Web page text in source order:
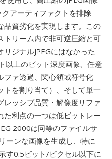
アーティファクトを排除
品質劣化を実現します。この
トリーム内で非可逆圧縮と可
ジナルJPEGにはなかった
以上のビット深度画像、任意
ファ透過、関心領域符号化
トを割り当て）、そして単一
レッシブ品質・解像度リファ
た利点の一つは低ビットレー
2000は同等のファイルサ
ーンな画像を生成し、特に
す0.5ビット/ピクセル以下に